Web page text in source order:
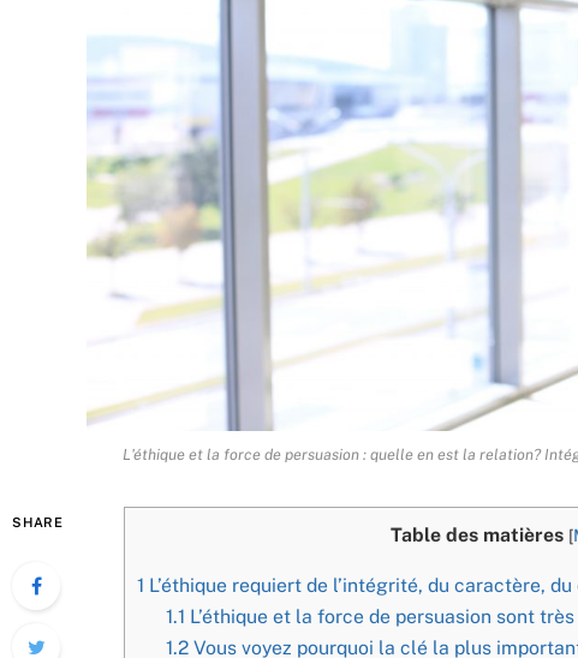
L'éthique et la force de persuasion : quelle en est la relation?
SHARE
Table des matières [
1 L’éthique requiert de l’intégrité, du caractère,
1.1 L’éthique et la force de persuasion sont
1.2Vous voyez pourquoi la clé la plus